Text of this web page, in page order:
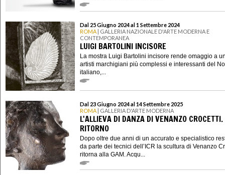
Dal 25 Giugno 2024 al 1 Settembre 2024
ROMA | GALLERIA NAZIONALE D'ARTE MODERNA E
CONTEMPORANEA
LUIGI BARTOLINI INCISORE
La mostra Luigi Bartolini incisore rende omaggio a
artisti marchigiani più complessi e interessanti del
italiano,...
Dal 23 Giugno 2024 al 14 Settembre 2025
ROMA | GALLERIA D'ARTE MODERNA
L'ALLIEVA DI DANZA DI VENANZO
RITORNO
Dopo oltre due anni di un accurato e specialistico
da parte dei tecnici dell’ICR la scultura di Venanzo
ritorna alla GAM. Acqu...